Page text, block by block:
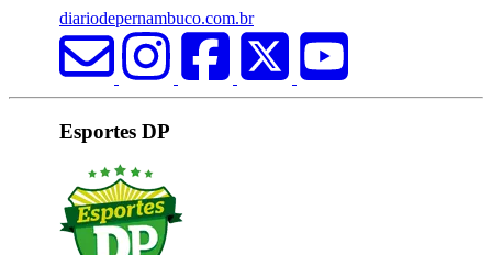
diariodepernambuco.com.br
Esportes DP